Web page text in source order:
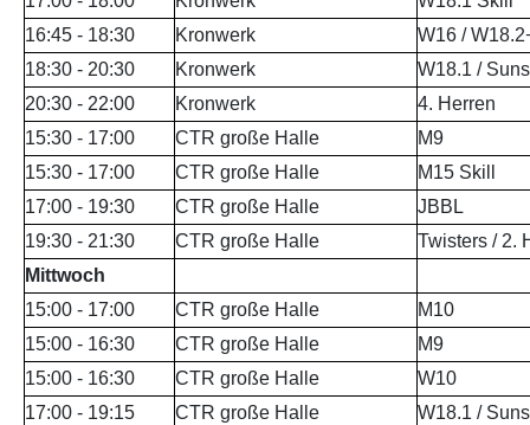
16:45 - 18:30
Kronwerk
W16 /
18:30 - 20:30
Kronwerk
W18.1 / Suns
20:30 - 22:00
Kronwerk
4. Herren
15:30 - 17:00
CTR große Halle
M9
15:30 - 17:00
CTR große Halle
M15 Skill
17:00 - 19:30
CTR große Halle
JBBL
19:30 - 21:30
CTR große Halle
Twisters / 2.
Mittwoch
15:00 - 17:00
CTR große Halle
M10
15:00 - 16:30
CTR große Halle
M9
15:00 - 16:30
CTR große Halle
W10
17:00 - 19:15
CTR große Halle
W18.1 / Suns